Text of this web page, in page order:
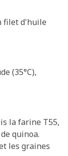
filet d'huile
(35°C),
la farine T55,
quinoa.
les graines